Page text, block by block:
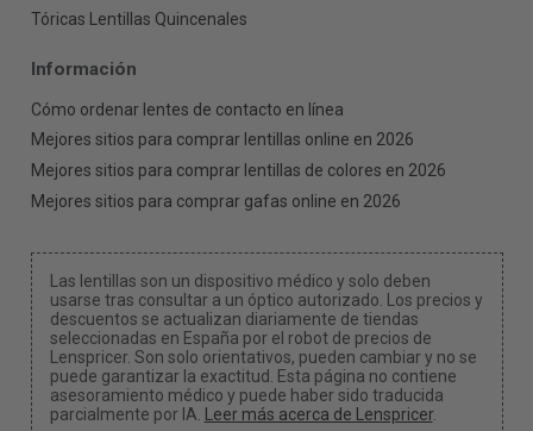
Tóricas Lentillas Quincenales
Información
Cómo ordenar lentes de contacto en línea
Mejores sitios para comprar lentillas online en 2026
Mejores sitios para comprar lentillas de colores en 2026
Mejores sitios para comprar gafas online en 2026
Las lentillas son un dispositivo médico y solo deben
usarse tras consultar a un óptico autorizado. Los precios y
descuentos se actualizan diariamente de tiendas
seleccionadas en España por el robot de precios de
Lenspricer. Son solo orientativos, pueden cambiar y no se
puede garantizar la exactitud. Esta página no contiene
asesoramiento médico y puede haber sido traducida
parcialmente por IA.
Leer más acerca de Lenspricer.